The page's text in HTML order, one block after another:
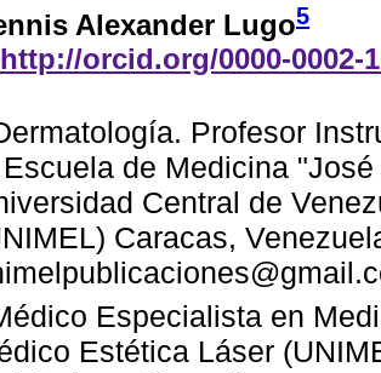
Alexander Lugo5
http://orcid.org/0000-0002-
Profesor
de Medicina
Central de
Caracas,
Especialista en
Estética Láser